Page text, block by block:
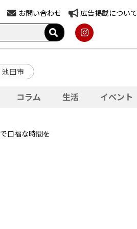
お問い合わせ 広告掲載について
池田市
コラム 生活 イベント
口福な時間を